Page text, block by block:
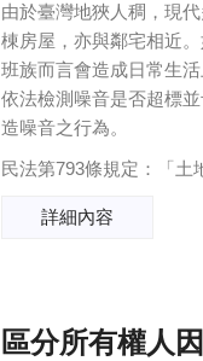
由於臺灣地狹人稠，現
棟房屋，亦與鄰宅相近
班族而言會造成日常生
依法檢測噪音是否超標
造噪音之行為。
民法第793條規定：「
詳細內容
區分所有權人